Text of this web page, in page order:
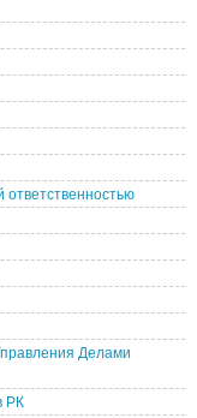
Делами
РК